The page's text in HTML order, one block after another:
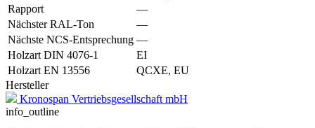
Rapport
—
Nächster RAL-Ton
—
Nächste NCS-Entsprechung —
Holzart DIN 4076-1
EI
Holzart EN 13556
QCXE, EU
Hersteller
Kronospan Vertriebsgesellschaft mbH
info_outline